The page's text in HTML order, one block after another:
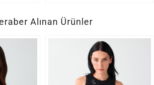
Alınan Ürünler